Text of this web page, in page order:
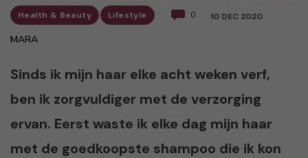
Health & Beauty Lifestyle 0 10 DEC 2020
MARA
Sinds ik mijn haar elke acht weken verf,
ben ik zorgvuldiger met de verzorging
ervan. Eerst waste ik elke dag mijn haar
met de goedkoopste shampoo die ik kon